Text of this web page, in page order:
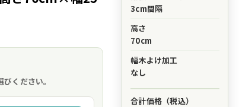
ください。
3cm間隔
高さ
70cm
幅木よけ加工
なし
合計価格（税込）